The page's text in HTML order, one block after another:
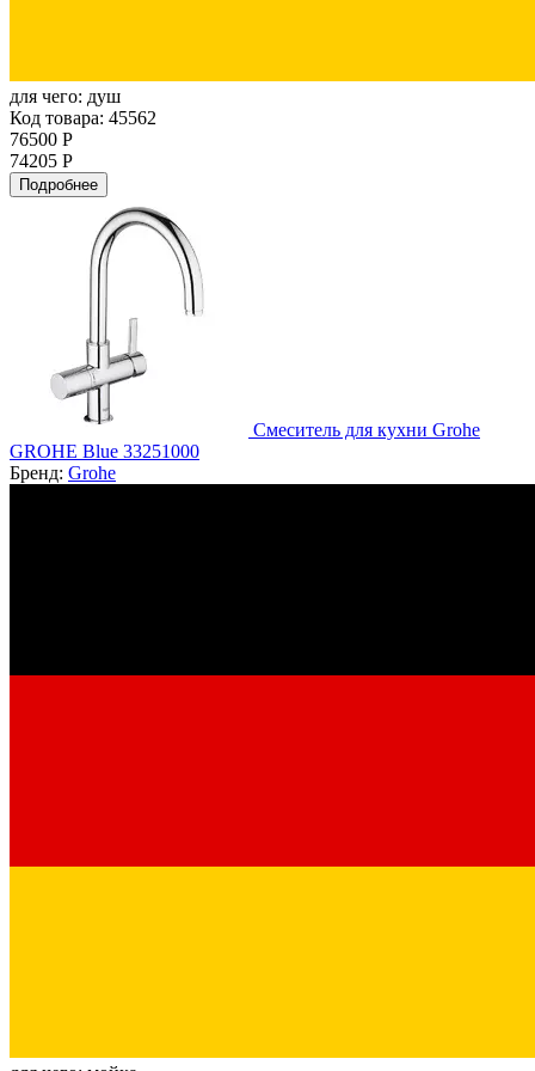
для чего: душ
Код товара: 45562
76500 Р
74205 Р
Подробнее
Смеситель для кухни Grohe
GROHE Blue 33251000
Бренд: Grohe